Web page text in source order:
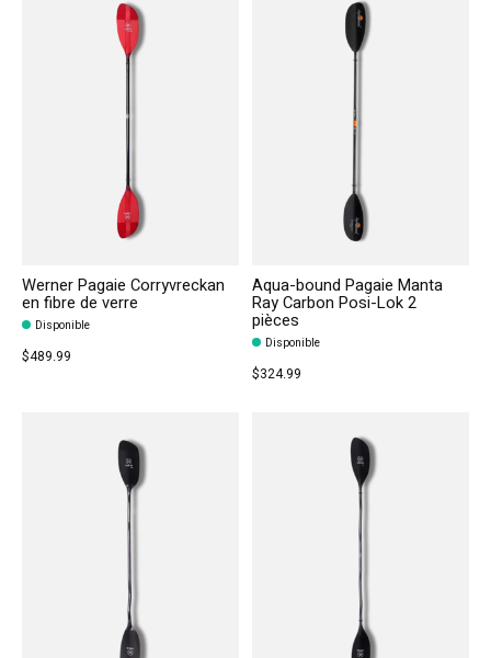
Werner Pagaie Corryvreckan
en fibre de verre
Disponible
$489.99
Aqua-bound Pagaie Manta
Ray Carbon Posi-Lok 2
pièces
Disponible
$324.99